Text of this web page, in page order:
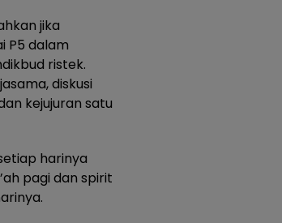
jika
P5 dalam
ristek.
diskusi
kejujuran satu
harinya
pagi dan spirit